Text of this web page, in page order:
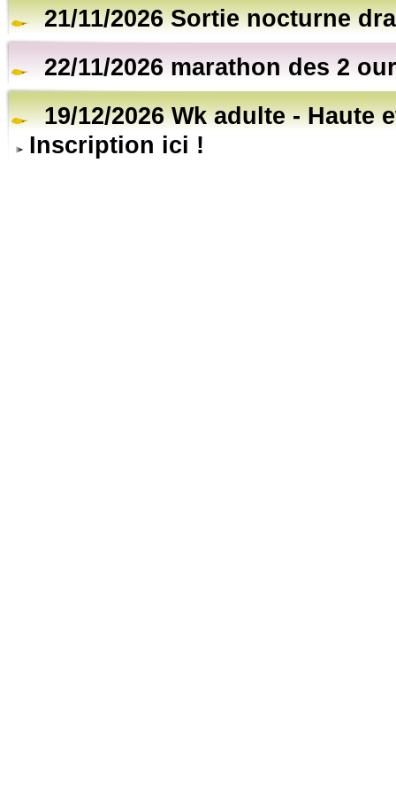
21/11/2026 Sortie nocturne
22/11/2026 marathon des 2
19/12/2026 Wk adulte - Haute
Inscription ici !